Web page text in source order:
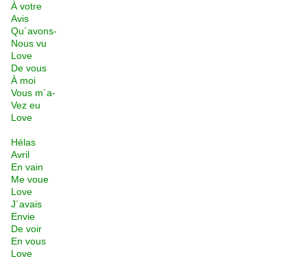
À votre
Avis
Qu´avons-
Nous vu
Love
De vous
À moi
Vous m´a-
Vez eu
Love
Hélas
Avril
En vain
Me voue
Love
J´avais
Envie
De voir
En vous
Love